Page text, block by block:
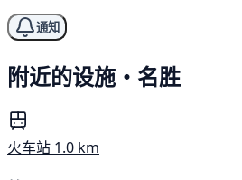
通知
附近的设施・名胜
火车站 1.0 km